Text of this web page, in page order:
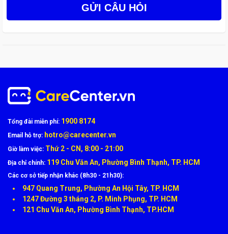
GỬI CÂU HỎI
Tổng đài miễn phí: 1900 8174
Email hỗ trợ: hotro@carecenter.vn
Giờ làm việc: Thứ 2 - CN, 8:00 - 21:00
Địa chỉ chính: 119 Chu Văn An, Phường Bình Thạnh, TP. HCM
Các cơ sở tiếp nhận khác (8h30 - 21h30):
947 Quang Trung, Phường An Hội Tây, TP. HCM
1247 Đường 3 tháng 2, P. Minh Phụng, TP. HCM
121 Chu Văn An, Phường Bình Thạnh, TP.HCM